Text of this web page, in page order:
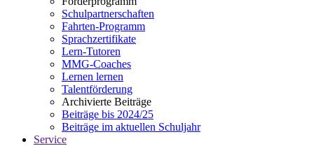
Schulpartnerschaften
Fahrten-Programm
Sprachzertifikate
Lern-Tutoren
MMG-Coaches
Lernen lernen
Talentförderung
Archivierte Beiträge
Beiträge bis 2024/25
Beiträge im aktuellen Schuljahr
Service